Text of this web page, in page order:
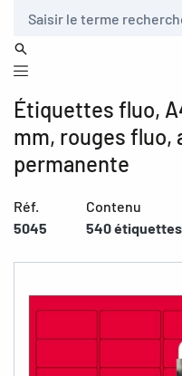
Étiquettes fluo,
mm, rouges fluo,
permanente
Réf.
5045
Contenu
540